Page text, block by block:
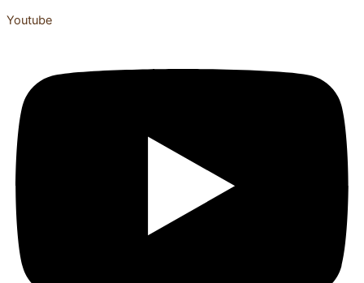
Youtube